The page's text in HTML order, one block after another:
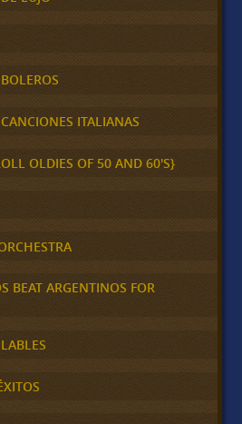
ITALIANAS
OLDIES OF 50 AND 60'S}
BEAT ARGENTINOS FOR